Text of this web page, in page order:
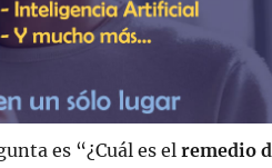
es “¿Cuál es el remedio